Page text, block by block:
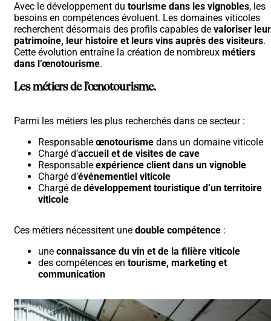
Avec le développement du tourisme dans les vignobles, les
besoins en compétences évoluent. Les domaines viticoles
recherchent désormais des profils capables de valoriser leur
patrimoine, leur histoire et leurs vins auprès des visiteurs.
Cette évolution entraîne la création de nombreux métiers
dans l’œnotourisme.
Les métiers de l’œnotourisme.
Parmi les métiers les plus recherchés dans ce secteur :
Responsable œnotourisme dans un domaine viticole
Chargé d’accueil et de visites de cave
Responsable expérience client dans un vignoble
Chargé d’événementiel viticole
Chargé de développement touristique d’un territoire
viticole
Ces métiers nécessitent une double compétence :
une connaissance du vin et de la filière viticole
des compétences en tourisme, marketing et
communication